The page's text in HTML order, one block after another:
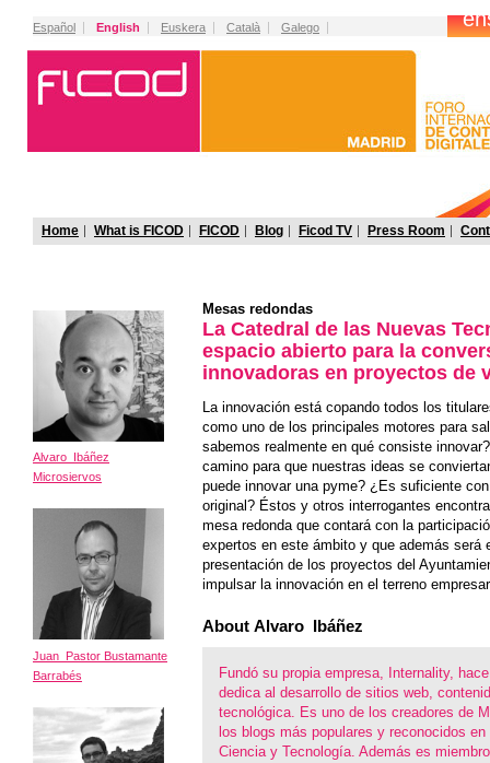
Español English Euskera Català Galego
Alvaro Ibáñez
Microsiervos
Juan Pastor Bustamante
Barrabés
Mesas redondas
La Catedral de las Nuevas
espacio abierto para la
innovadoras en proyectos de
La innovación está copando todos los
como uno de los principales motores para
sabemos realmente en qué consiste
camino para que nuestras ideas se
puede innovar una pyme? ¿Es suficiente
original? Éstos y otros interrogantes
mesa redonda que contará con la
expertos en este ámbito y que además será
presentación de los proyectos del
impulsar la innovación en el terreno
About Alvaro Ibáñez
Fundó su propia empresa, Internality,
dedica al desarrollo de sitios web,
tecnológica. Es uno de los creadores de
los blogs más populares y reconocidos
Ciencia y Tecnología. Además es
Home What is FICOD FICOD Blog Ficod TV Press Room